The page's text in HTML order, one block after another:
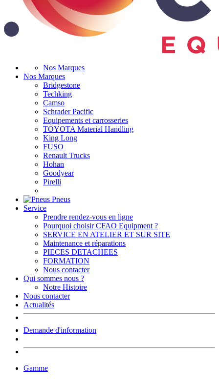
Nos Marques
Nos Marques
Bridgestone
Techking
Camso
Schrader Pacific
Equipements et carrosseries
TOYOTA Material Handling
King Long
FUSO
Renault Trucks
Hohan
Goodyear
Pirelli
Pneus
Service
Prendre rendez-vous en ligne
Pourquoi choisir CFAO Equipment ?
SERVICE EN ATELIER ET SUR SITE
Maintenance et réparations
PIECES DETACHEES
FORMATION
Nous contacter
Qui sommes nous ?
Notre Histoire
Nous contacter
Actualités
Demande d'information
Gamme